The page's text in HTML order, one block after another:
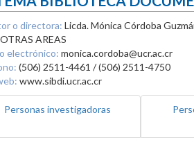
o directora: Licda. Mónica Córdoba
OTRAS AREAS
electrónico: monica.cordoba@ucr.ac.cr
(506) 2511-4461 / (506) 2511-4750
www.sibdi.ucr.ac.cr
Personas investigadoras